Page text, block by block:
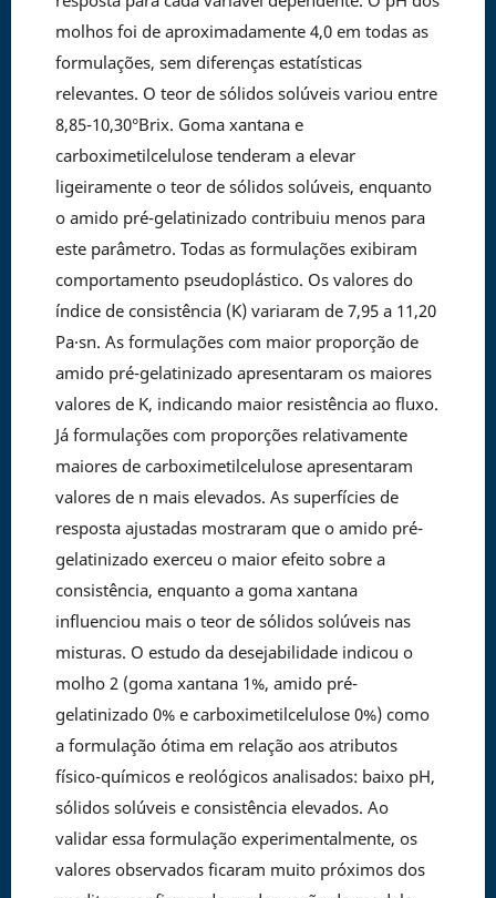
molhos foi de aproximadamente 4,0 em todas as
formulações, sem diferenças estatísticas
relevantes. O teor de sólidos solúveis variou entre
8,85-10,30°Brix. Goma xantana e
carboximetilcelulose tenderam a elevar
ligeiramente o teor de sólidos solúveis, enquanto
o amido pré-gelatinizado contribuiu menos para
este parâmetro. Todas as formulações exibiram
comportamento pseudoplástico. Os valores do
índice de consistência (K) variaram de 7,95 a 11,20
Pa·sn. As formulações com maior proporção de
amido pré-gelatinizado apresentaram os maiores
valores de K, indicando maior resistência ao fluxo.
Já formulações com proporções relativamente
maiores de carboximetilcelulose apresentaram
valores de n mais elevados. As superfícies de
resposta ajustadas mostraram que o amido pré-
gelatinizado exerceu o maior efeito sobre a
consistência, enquanto a goma xantana
influenciou mais o teor de sólidos solúveis nas
misturas. O estudo da desejabilidade indicou o
molho 2 (goma xantana 1%, amido pré-
gelatinizado 0% e carboximetilcelulose 0%) como
a formulação ótima em relação aos atributos
físico-químicos e reológicos analisados: baixo pH,
sólidos solúveis e consistência elevados. Ao
validar essa formulação experimentalmente, os
valores observados ficaram muito próximos dos